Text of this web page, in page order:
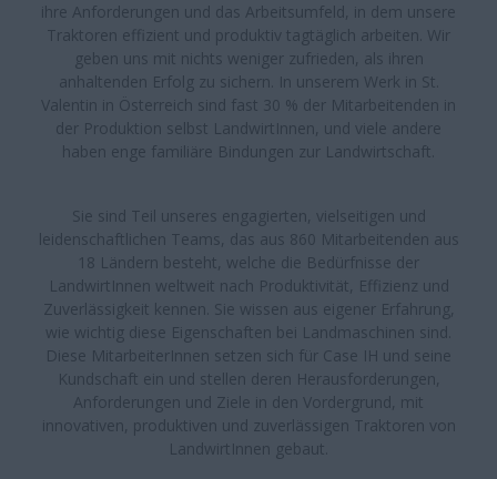
ihre Anforderungen und das Arbeitsumfeld, in dem unsere
Traktoren effizient und produktiv tagtäglich arbeiten. Wir
geben uns mit nichts weniger zufrieden, als ihren
anhaltenden Erfolg zu sichern. In unserem Werk in St.
Valentin in Österreich sind fast 30 % der Mitarbeitenden in
der Produktion selbst LandwirtInnen, und viele andere
haben enge familiäre Bindungen zur Landwirtschaft.
Sie sind Teil unseres engagierten, vielseitigen und
leidenschaftlichen Teams, das aus 860 Mitarbeitenden aus
18 Ländern besteht, welche die Bedürfnisse der
LandwirtInnen weltweit nach Produktivität, Effizienz und
Zuverlässigkeit kennen. Sie wissen aus eigener Erfahrung,
wie wichtig diese Eigenschaften bei Landmaschinen sind.
Diese MitarbeiterInnen setzen sich für Case IH und seine
Kundschaft ein und stellen deren Herausforderungen,
Anforderungen und Ziele in den Vordergrund, mit
innovativen, produktiven und zuverlässigen Traktoren von
LandwirtInnen gebaut.